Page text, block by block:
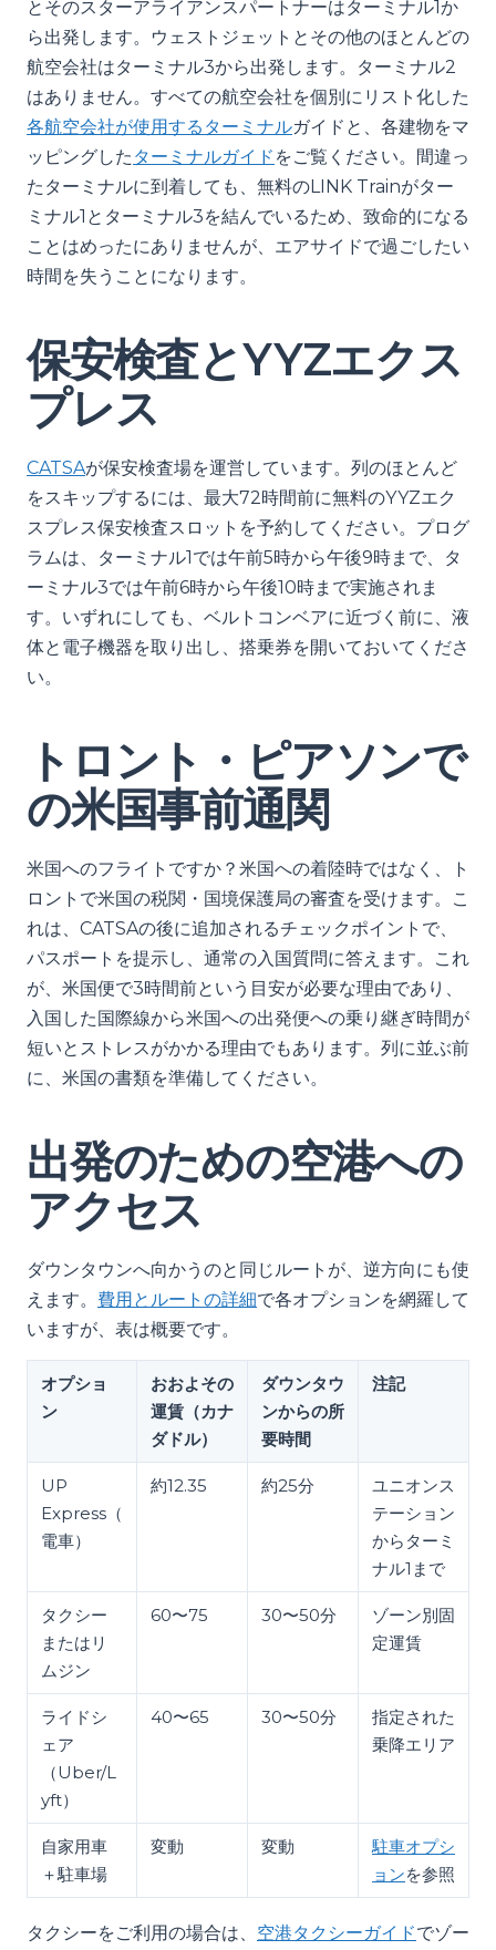
とそのスターアライアンスパートナーはターミナル1か
ら出発します。ウェストジェットとその他のほとんどの
航空会社はターミナル3から出発します。ターミナル2
はありません。すべての航空会社を個別にリスト化した
各航空会社が使用するターミナルガイドと、各建物をマ
ッピングした ターミナルガイド をご覧ください。間違っ
たターミナルに到着しても、無料のLINK Trainがター
ミナル1とターミナル3を結んでいるため、致命的になる
ことはめったにありませんが、エアサイドで過ごしたい
時間を失うことになります。
保安検査とYYZエクス
プレス
CATSAが保安検査場を運営しています。列のほとんど
をスキップするには、最大72時間前に無料のYYZエク
スプレス保安検査スロットを予約してください。プログ
ラムは、ターミナル1では午前5時から午後9時まで、タ
ーミナル3では午前6時から午後10時まで実施されま
す。いずれにしても、ベルトコンベアに近づく前に、液
体と電子機器を取り出し、搭乗券を開いておいてくださ
い。
トロント・ピアソンで
の米国事前通関
米国へのフライトですか？米国への着陸時ではなく、ト
ロントで米国の税関・国境保護局の審査を受けます。こ
れは、CATSAの後に追加されるチェックポイントで、
パスポートを提示し、通常の入国質問に答えます。これ
が、米国便で3時間前という目安が必要な理由であり、
入国した国際線から米国への出発便への乗り継ぎ時間が
短いとストレスがかかる理由でもあります。列に並ぶ前
に、米国の書類を準備してください。
出発のための空港への
アクセス
ダウンタウンへ向かうのと同じルートが、逆方向にも使
えます。 費用とルートの詳細で各オプションを網羅して
いますが、表は概要です。
オプショ
ン
おおよその
運賃（カナ
ダドル）
ダウンタウ
ンからの所
要時間
注記
UP
Express（
電車）
約12.35 約25分
ユニオンス
テーション
からターミ
ナル1まで
タクシー
またはリ
ムジン
60〜75 30〜50分
ゾーン別固
定運賃
ライドシ
ェア
（Uber/L
yft）
40〜65 30〜50分
指定された
乗降エリア
自家用車
＋駐車場
変動 変動
駐車オプシ
ョンを参照
タクシーをご利用の場合は、 空港タクシーガイドでゾー